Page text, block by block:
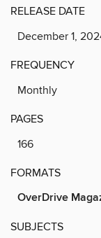
RELEASE DATE
December 1,
FREQUENCY
Monthly
PAGES
166
FORMATS
OverDrive
SUBJECTS